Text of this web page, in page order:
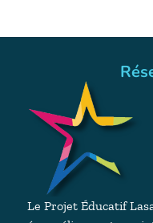
Le Projet Éducatif